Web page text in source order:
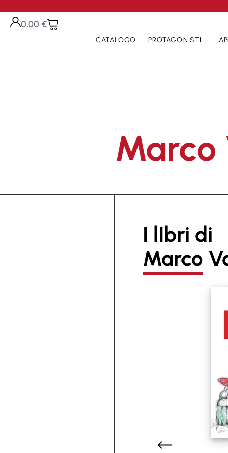
0,00€
CATALOGO PROTAGONISTI
Marco
I lIbri di
Marco